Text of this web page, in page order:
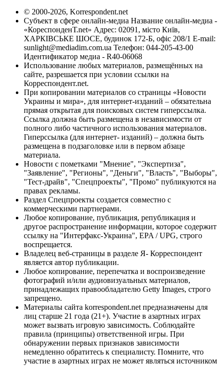
© 2000-2026, Korrespondent.net
Субъект в сфере онлайн-медиа Название онлайн-медиа -
«КореспонденТ.net» Адрес: 02091, місто Київ,
ХАРКІВСЬКЕ ШОСЕ, будинок 172-Б, офіс 208/1 E-mail:
sunlight@mediadim.com.ua Телефон: 044-205-43-00
Идентификатор медиа - R40-06068
Использование любых материалов, размещённых на
сайте, разрешается при условии ссылки на
Корреспондент.net.
При копировании материалов со страницы «Новости
Украины и мира», для интернет-изданий – обязательна
прямая открытая для поисковых систем гиперссылка.
Ссылка должна быть размещена в независимости от
полного либо частичного использования материалов.
Гиперссылка (для интернет- изданий) – должна быть
размещена в подзаголовке или в первом абзаце
материала.
Новости с пометками "Мнение", "Экспертиза",
"Заявление", "Регионы", "Деньги", "Власть", "Выборы",
"Тест-драйв", "Спецпроекты", "Промо" публикуются на
правах рекламы.
Раздел Спецпроекты создается совместно с
коммерческими партнерами.
Любое копирование, публикация, републикация и
другое распространение информации, которое содержит
ссылку на "Интерфакс-Украина", EPA / UPG, строго
воспрещается.
Владелец веб-страницы в разделе Я- Корреспондент
является автор публикации.
Любое копирование, перепечатка и воспроизведение
фотографий и/или аудиовизуальных материалов,
принадлежащих правообладателю Getty Images, строго
запрещено.
Материалы сайта korrespondent.net предназначены для
лиц старше 21 года (21+). Участие в азартных играх
может вызвать игровую зависимость. Соблюдайте
правила (принципы) ответственной игры. При
обнаружении первых признаков зависимости
немедленно обратитесь к специалисту. Помните, что
участие в азартных играх не может являться источником